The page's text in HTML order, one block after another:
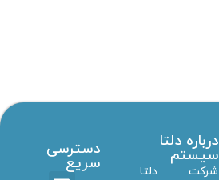
درباره دلتا
سیستم
شرکت دلتا
دسترسی
سریع